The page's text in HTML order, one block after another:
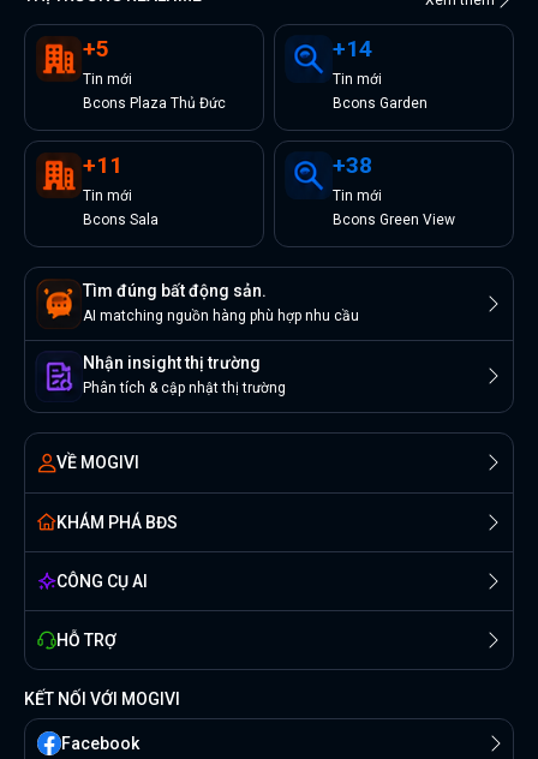
+5
Tin mới
Bcons Plaza Thủ Đức
+14
Tin mới
Bcons Garden
+11
Tin mới
Bcons Sala
+38
Tin mới
Bcons Green View
Tìm đúng bất động sản.
AI matching nguồn hàng phù hợp nhu cầu
Nhận insight thị trường
Phân tích & cập nhật thị trường
VỀ MOGIVI
KHÁM PHÁ BĐS
CÔNG CỤ AI
HỖ TRỢ
KẾT NỐI VỚI MOGIVI
Facebook